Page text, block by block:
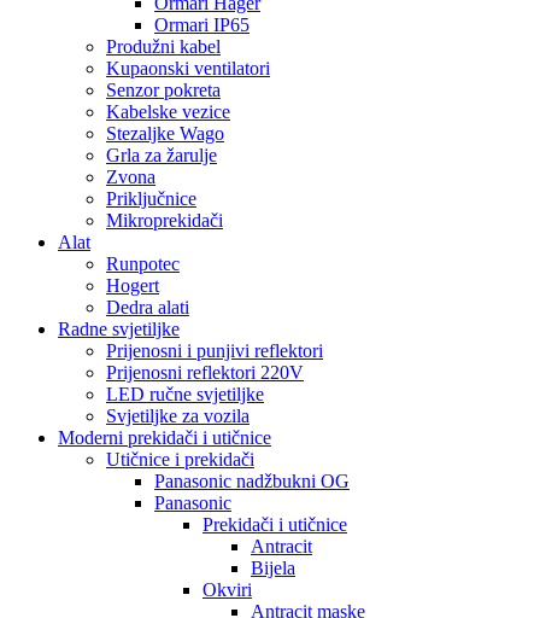
Ormari IP65
Produžni kabel
Kupaonski ventilatori
Senzor pokreta
Kabelske vezice
Stezaljke Wago
Grla za žarulje
Zvona
Priključnice
Mikroprekidači
Alat
Runpotec
Hogert
Dedra alati
Radne svjetiljke
Prijenosni i punjivi reflektori
Prijenosni reflektori 220V
LED ručne svjetiljke
Svjetiljke za vozila
Moderni prekidači i utičnice
Utičnice i prekidači
Panasonic nadžbukni OG
Panasonic
Prekidači i utičnice
Antracit
Bijela
Okviri
Antracit maske